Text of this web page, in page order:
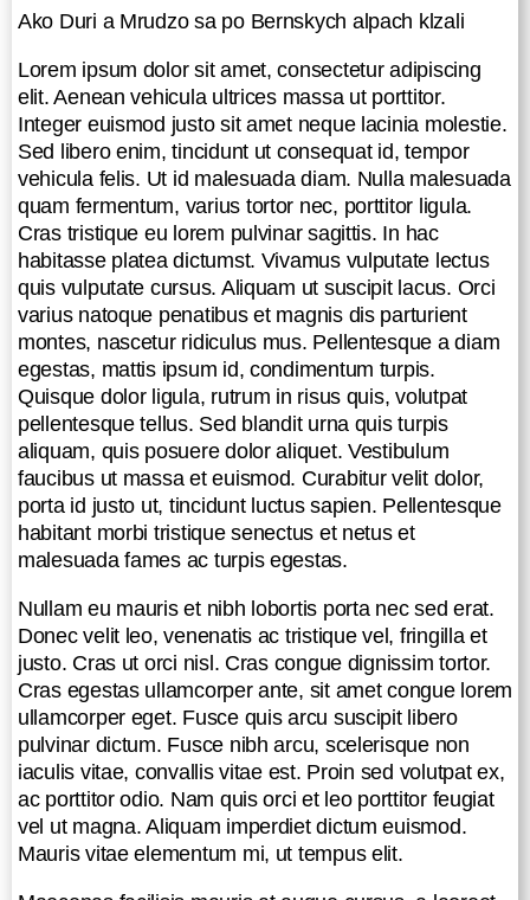
Ako Duri a Mrudzo sa po Bernskych alpach klzali
Lorem ipsum dolor sit amet, consectetur adipiscing
elit. Aenean vehicula ultrices massa ut porttitor.
Integer euismod justo sit amet neque lacinia molestie.
Sed libero enim, tincidunt ut consequat id, tempor
vehicula felis. Ut id malesuada diam. Nulla malesuada
quam fermentum, varius tortor nec, porttitor ligula.
Cras tristique eu lorem pulvinar sagittis. In hac
habitasse platea dictumst. Vivamus vulputate lectus
quis vulputate cursus. Aliquam ut suscipit lacus. Orci
varius natoque penatibus et magnis dis parturient
montes, nascetur ridiculus mus. Pellentesque a diam
egestas, mattis ipsum id, condimentum turpis.
Quisque dolor ligula, rutrum in risus quis, volutpat
pellentesque tellus. Sed blandit urna quis turpis
aliquam, quis posuere dolor aliquet. Vestibulum
faucibus ut massa et euismod. Curabitur velit dolor,
porta id justo ut, tincidunt luctus sapien. Pellentesque
habitant morbi tristique senectus et netus et
malesuada fames ac turpis egestas.
Nullam eu mauris et nibh lobortis porta nec sed erat.
Donec velit leo, venenatis ac tristique vel, fringilla et
justo. Cras ut orci nisl. Cras congue dignissim tortor.
Cras egestas ullamcorper ante, sit amet congue lorem
ullamcorper eget. Fusce quis arcu suscipit libero
pulvinar dictum. Fusce nibh arcu, scelerisque non
iaculis vitae, convallis vitae est. Proin sed volutpat ex,
ac porttitor odio. Nam quis orci et leo porttitor feugiat
vel ut magna. Aliquam imperdiet dictum euismod.
Mauris vitae elementum mi, ut tempus elit.